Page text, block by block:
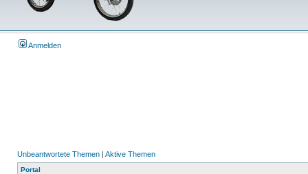
Anmelden
Unbeantwortete Themen | Aktive Themen
Portal